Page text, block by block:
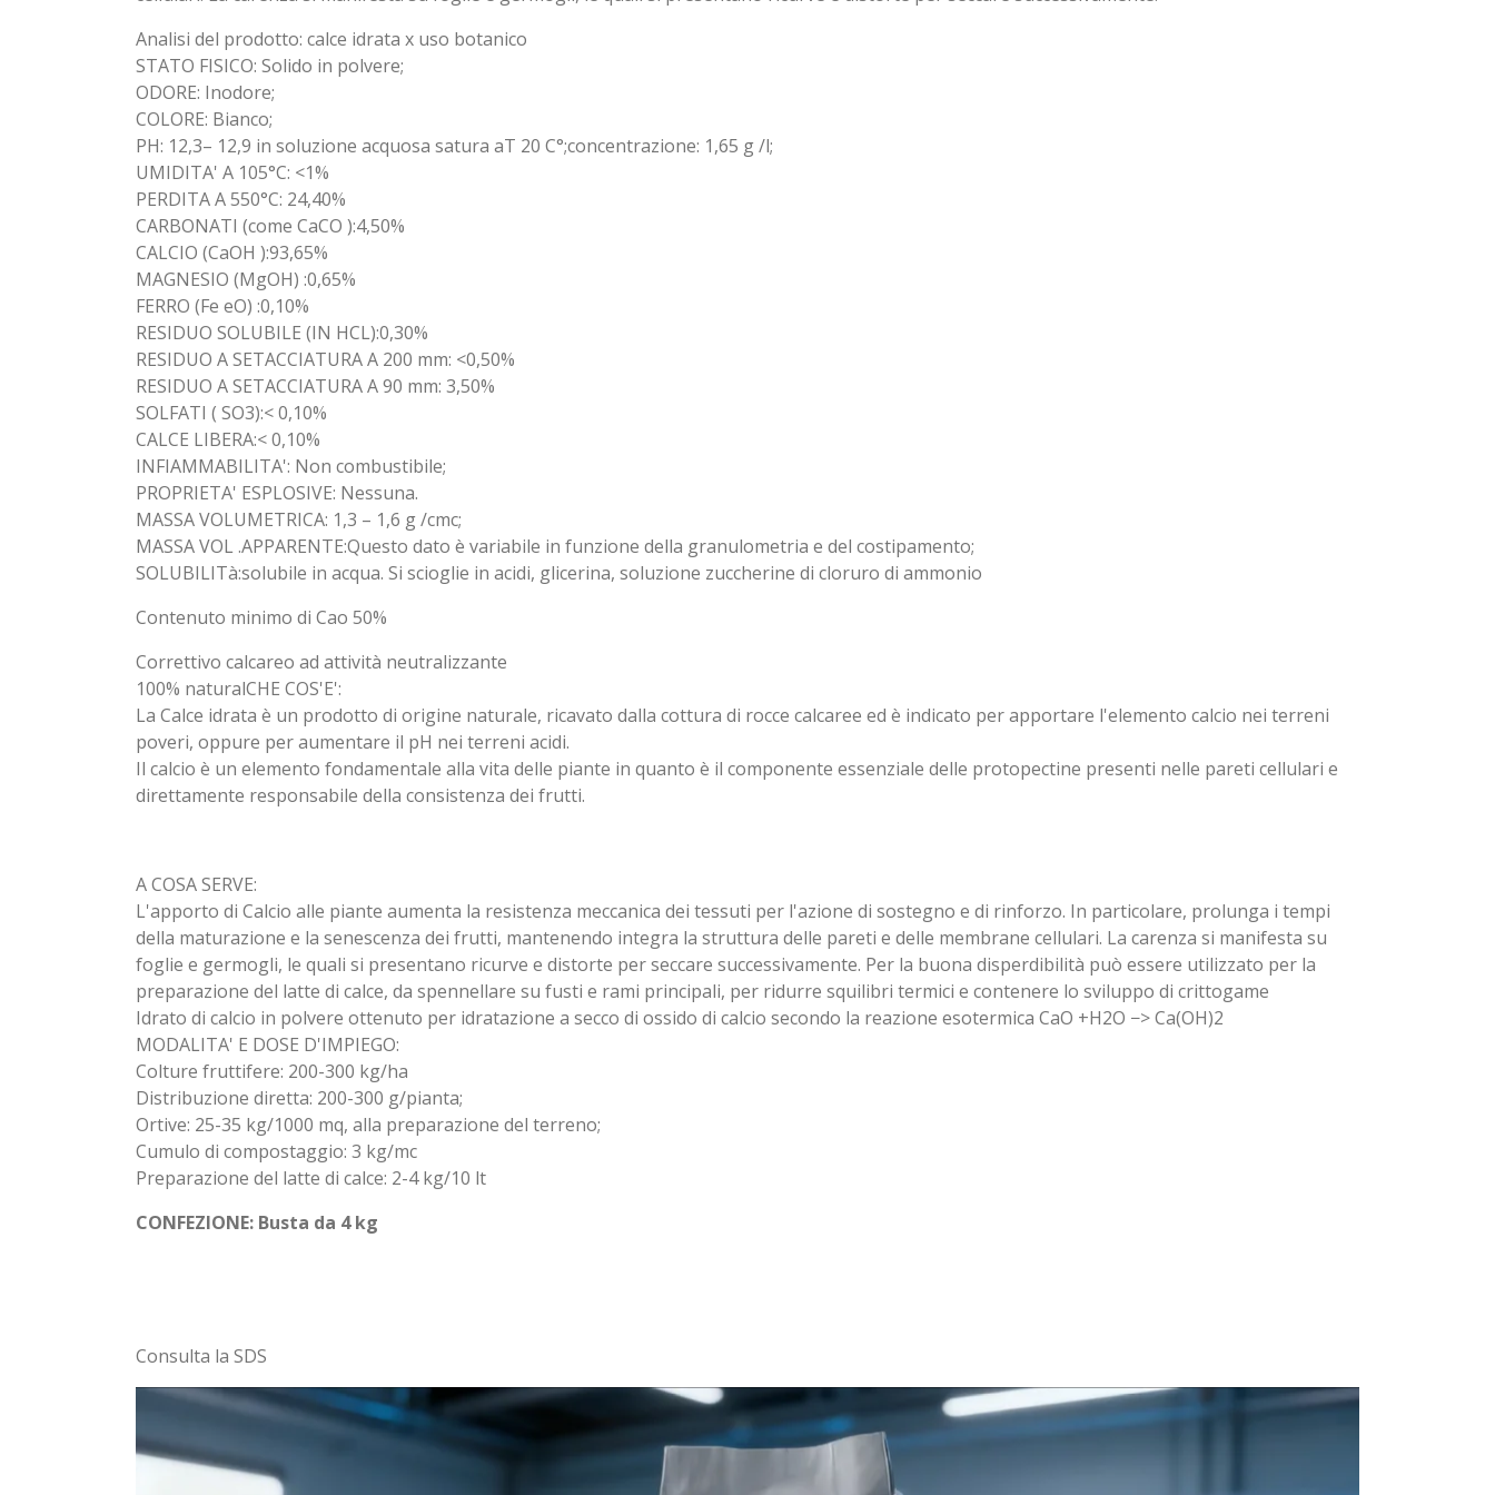
Analisi del prodotto: calce idrata x uso botanico
STATO FISICO: Solido in polvere;
ODORE: Inodore;
COLORE: Bianco;
PH: 12,3– 12,9 in soluzione acquosa satura aT 20 C°;concentrazione: 1,65 g /l;
UMIDITA' A 105°C: <1%
PERDITA A 550°C: 24,40%
CARBONATI (come CaCO ):4,50%
CALCIO (CaOH ):93,65%
MAGNESIO (MgOH) :0,65%
FERRO (Fe eO) :0,10%
RESIDUO SOLUBILE (IN HCL):0,30%
RESIDUO A SETACCIATURA A 200 mm: <0,50%
RESIDUO A SETACCIATURA A 90 mm: 3,50%
SOLFATI ( SO3):< 0,10%
CALCE LIBERA:< 0,10%
INFIAMMABILITA': Non combustibile;
PROPRIETA' ESPLOSIVE: Nessuna.
MASSA VOLUMETRICA: 1,3 – 1,6 g /cmc;
MASSA VOL .APPARENTE:Questo dato è variabile in funzione della granulometria e del costipamento;
SOLUBILITà:solubile in acqua. Si scioglie in acidi, glicerina, soluzione zuccherine di cloruro di ammonio
Contenuto minimo di Cao 50%
Correttivo calcareo ad attività neutralizzante
100% naturalCHE COS'E':
La Calce idrata è un prodotto di origine naturale, ricavato dalla cottura di rocce calcaree ed è indicato per apportare l'elemento calcio nei terreni
poveri, oppure per aumentare il pH nei terreni acidi.
Il calcio è un elemento fondamentale alla vita delle piante in quanto è il componente essenziale delle protopectine presenti nelle pareti cellulari e
direttamente responsabile della consistenza dei frutti.
A COSA SERVE:
L'apporto di Calcio alle piante aumenta la resistenza meccanica dei tessuti per l'azione di sostegno e di rinforzo. In particolare, prolunga i tempi
della maturazione e la senescenza dei frutti, mantenendo integra la struttura delle pareti e delle membrane cellulari. La carenza si manifesta su
foglie e germogli, le quali si presentano ricurve e distorte per seccare successivamente. Per la buona disperdibilità può essere utilizzato per la
preparazione del latte di calce, da spennellare su fusti e rami principali, per ridurre squilibri termici e contenere lo sviluppo di crittogame
Idrato di calcio in polvere ottenuto per idratazione a secco di ossido di calcio secondo la reazione esotermica CaO +H2O −> Ca(OH)2
MODALITA' E DOSE D'IMPIEGO:
Colture fruttifere: 200-300 kg/ha
Distribuzione diretta: 200-300 g/pianta;
Ortive: 25-35 kg/1000 mq, alla preparazione del terreno;
Cumulo di compostaggio: 3 kg/mc
Preparazione del latte di calce: 2-4 kg/10 lt
CONFEZIONE: Busta da 4 kg
Consulta la SDS